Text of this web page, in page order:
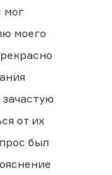
мог
моего
от их
был